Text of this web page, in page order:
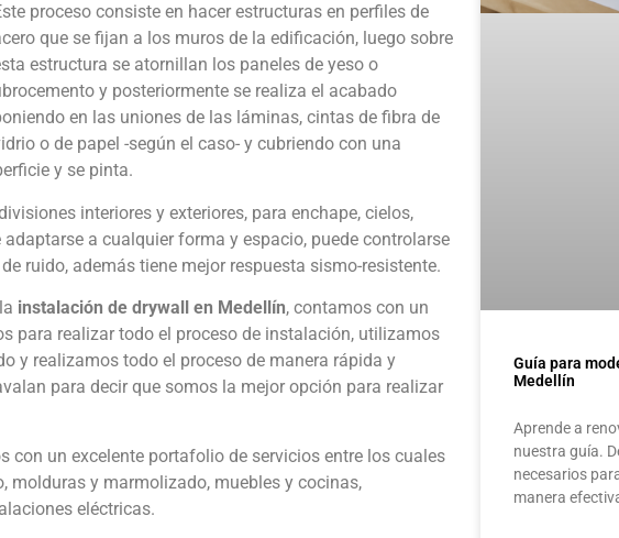
proceso consiste en hacer estructuras en perfiles de
que se fijan a los muros de la edificación, luego sobre
estructura se atornillan los paneles de yeso o
y posteriormente se realiza el acabado
en las uniones de las láminas, cintas de fibra de
o de papel -según el caso- y cubriendo con una
y se pinta.
interiores y exteriores, para enchape, cielos,
a cualquier forma y espacio, puede controlarse
ruido, además tiene mejor respuesta sismo-resistente.
instalación de drywall en Medellín, contamos con un
para realizar todo el proceso de instalación, utilizamos
y realizamos todo el proceso de manera rápida y
para decir que somos la mejor opción para realizar
con un excelente portafolio de servicios entre los cuales
molduras y marmolizado, muebles y cocinas,
eléctricas.
Guía para
Medellín
Aprende a
nuestra guía.
necesarios
manera